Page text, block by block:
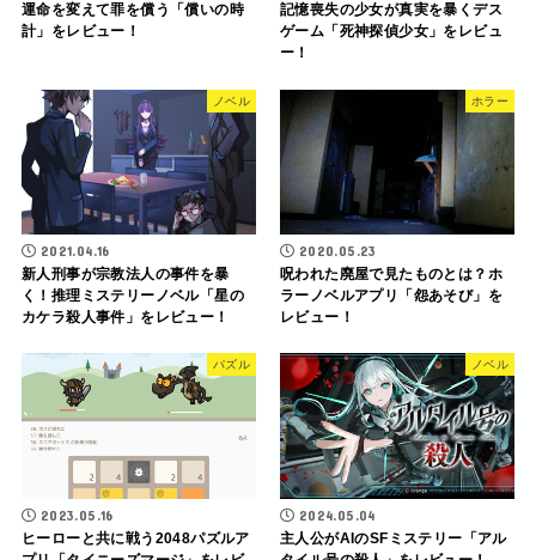
運命を変えて罪を償う「償いの時
計」をレビュー！
記憶喪失の少女が真実を暴くデス
ゲーム「死神探偵少女」をレビュ
ー！
ノベル
2021.04.16
新人刑事が宗教法人の事件を暴
く！推理ミステリーノベル「星の
カケラ殺人事件」をレビュー！
ホラー
2020.05.23
呪われた廃屋で見たものとは？ホ
ラーノベルアプリ「怨あそび」を
レビュー！
パズル
2023.05.16
ヒーローと共に戦う2048パズルア
ノベル
2024.05.04
主人公がAIのSFミステリー「アル